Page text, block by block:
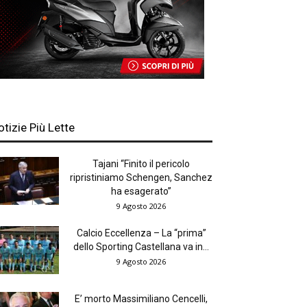
Più Lette
Tajani “Finito il pericolo
ripristiniamo Schengen, Sanchez
ha esagerato”
9 Agosto 2026
Calcio Eccellenza – La “prima”
dello Sporting Castellana va in...
9 Agosto 2026
E’ morto Massimiliano Cencelli,